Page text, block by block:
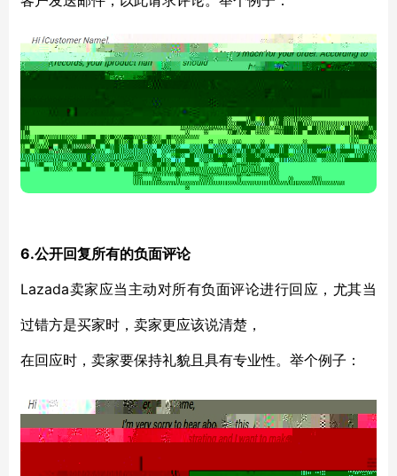
6.公开回复所有的负面评论
Lazada卖家应当主动对所有负面评论进行回应，尤其当
过错方是买家时，卖家更应该说清楚，
在回应时，卖家要保持礼貌且具有专业性。举个例子：